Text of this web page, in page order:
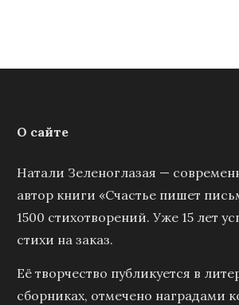
О сайте
Натали Зеленоглазая —
автор книги «Счастье пишет
1500 стихотворений. Уже 15 лет
стихи на заказ.
Её творчество публикуется в
сборниках, отмечено наградами